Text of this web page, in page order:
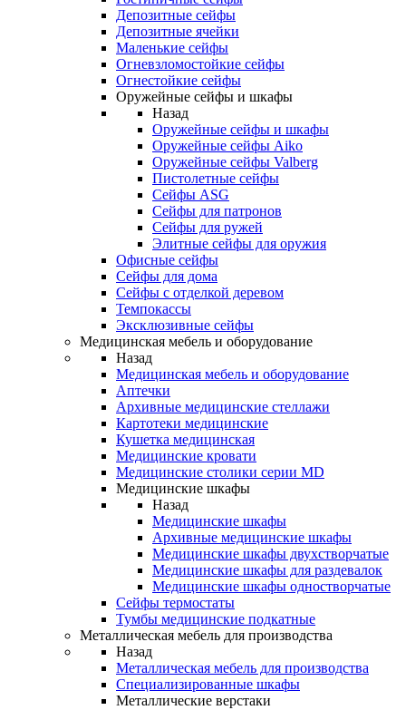
Депозитные сейфы
Депозитные ячейки
Маленькие сейфы
Огневзломостойкие сейфы
Огнестойкие сейфы
Оружейные сейфы и шкафы
Назад
Оружейные сейфы и шкафы
Оружейные сейфы Aiko
Оружейные сейфы Valberg
Пистолетные сейфы
Сейфы ASG
Сейфы для патронов
Сейфы для ружей
Элитные сейфы для оружия
Офисные сейфы
Сейфы для дома
Сейфы с отделкой деревом
Темпокассы
Эксклюзивные сейфы
Медицинская мебель и оборудование
Назад
Медицинская мебель и оборудование
Аптечки
Архивные медицинские стеллажи
Картотеки медицинские
Кушетка медицинская
Медицинские кровати
Медицинские столики серии MD
Медицинские шкафы
Назад
Медицинские шкафы
Архивные медицинские шкафы
Медицинские шкафы двухстворчатые
Медицинские шкафы для раздевалок
Медицинские шкафы одностворчатые
Сейфы термостаты
Тумбы медицинские подкатные
Металлическая мебель для производства
Назад
Металлическая мебель для производства
Cпециализированные шкафы
Металлические верстаки